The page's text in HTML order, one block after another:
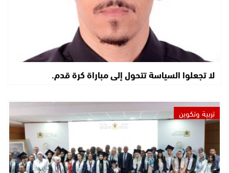
لا تجعلوا السياسة تتحول إلى مباراة كرة قدم.
تربية وتكوين